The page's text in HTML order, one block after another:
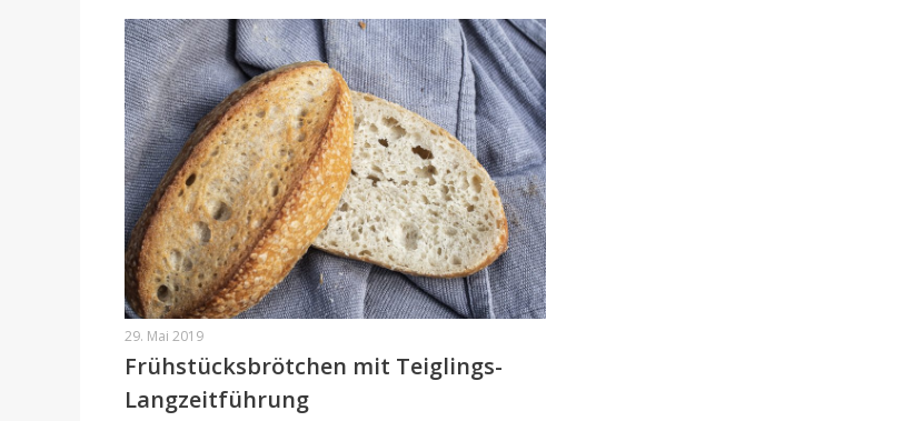
29. Mai 2019
Frühstücksbrötchen mit Teiglings-
Langzeitführung